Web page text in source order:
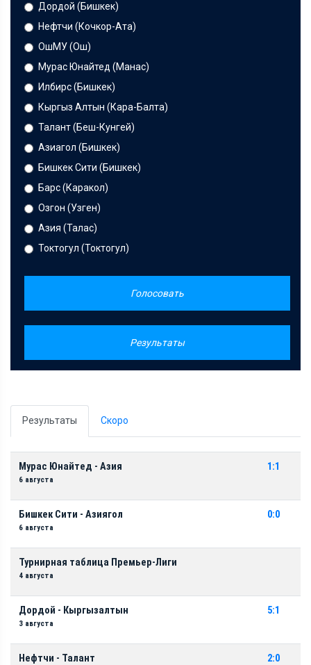
Дордой (Бишкек)
Нефтчи (Кочкор-Ата)
ОшМУ (Ош)
Мурас Юнайтед (Манас)
Илбирс (Бишкек)
Кыргыз Алтын (Кара-Балта)
Талант (Беш-Кунгей)
Азиагол (Бишкек)
Бишкек Сити (Бишкек)
Барс (Каракол)
Озгон (Узген)
Азия (Талас)
Токтогул (Токтогул)
Голосовать
Результаты
Результаты Скоро
Мурас Юнайтед - Азия
6 августа
1:1
Бишкек Сити - Азиягол
6 августа
0:0
Турнирная таблица Премьер-Лиги
4 августа
Дордой - Кыргызалтын
3 августа
5:1
Нефтчи - Талант 2:0